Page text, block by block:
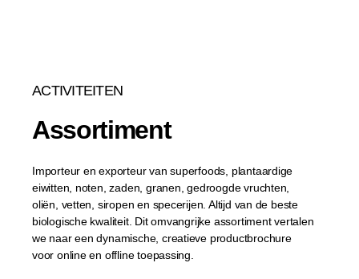
ACTIVITEITEN
Assortiment
Importeur en exporteur van superfoods, plantaardige
eiwitten, noten, zaden, granen, gedroogde vruchten,
oliën, vetten, siropen en specerijen. Altijd van de beste
biologische kwaliteit. Dit omvangrijke assortiment vertalen
we naar een dynamische, creatieve productbrochure
voor online en offline toepassing.